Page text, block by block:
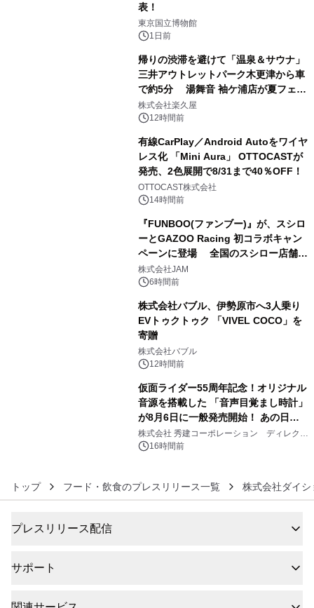
表！
東京国立博物館
1日前
帰りの渋滞を避けて「温泉＆サウナ」
三井アウトレットパーク木更津から車
で約5分 湯舞音 袖ケ浦店が夏フェア
メニューを提供
株式会社楽久屋
12時間前
有線CarPlay／Android Autoをワイヤ
レス化 「Mini Aura」 OTTOCASTが
発売、2色展開で8/31まで40％OFF！
OTTOCAST株式会社
14時間前
『FUNBOO(ファンブー)』が、スシロ
ーとGAZOO Racing 初コラボキャン
ペーンに登場 全国のスシロー店舗で
GR 4車種の FUNBOO(ミニカー)付き
メニューが展開されます
株式会社JAM
6時間前
株式会社バブル、伊勢原市へ3人乗り
EVトゥクトゥク 「VIVEL COCO」を
寄贈
株式会社バブル
12時間前
仮面ライダー55周年記念！オリジナル
音源を搭載した 「音声目覚まし時計」
が8月6日に一般発売開始！ あの日の
大興奮が今甦る
株式会社 秀建コーポレーション ディレクト
アートギャラリー
16時間前
トップ フード・飲食のプレスリリース一覧 株式会社ダイシ
プレスリリース配信
サポート